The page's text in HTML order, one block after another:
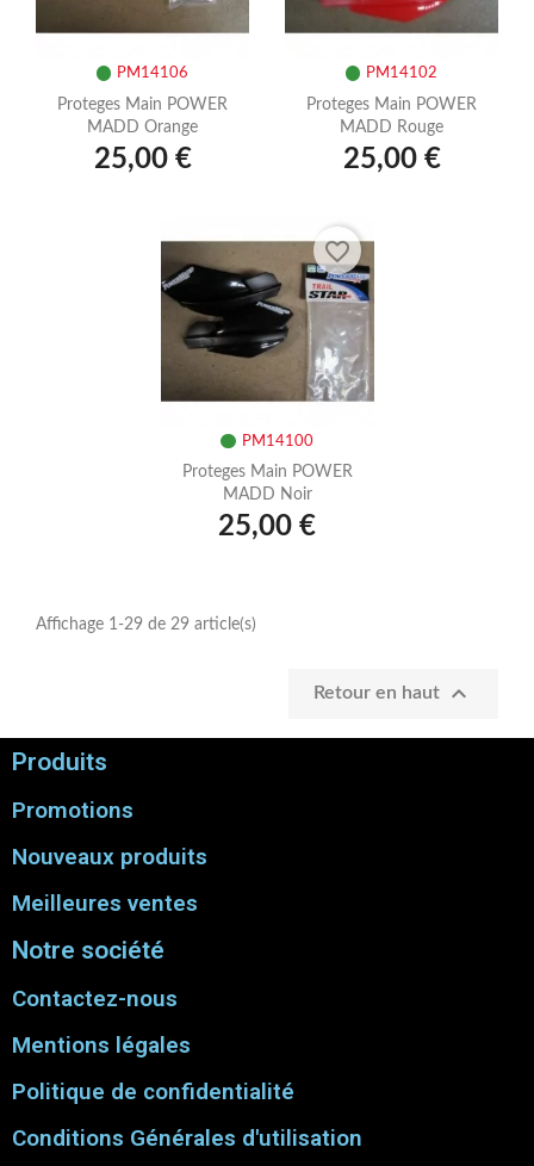
PM14106
Proteges Main POWER
MADD Orange
25,00 €
PM14102
Proteges Main POWER
MADD Rouge
25,00 €
PM14100
Proteges Main POWER
MADD Noir
25,00 €
favorite_border
Affichage 1-29 de 29 article(s)
Retour en haut 
Produits
Promotions
Nouveaux produits
Meilleures ventes
Notre société
Contactez-nous
Mentions légales
Politique de confidentialité
Conditions Générales d'utilisation